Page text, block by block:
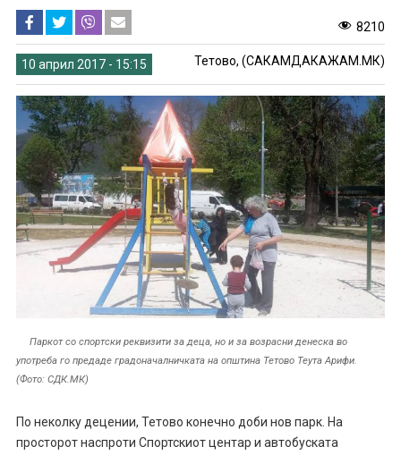
8210
10 април 2017 - 15:15 Тетово, (САКАМДАКАЖАМ.МК)
Паркот со спортски реквизити за деца, но и за возрасни денеска во
употреба го предаде градоначалничката на општина Тетово Теута Арифи.
(Фото: СДК.МК)
По неколку децении, Тетово конечно доби нов парк. На
просторот наспроти Спортскиот центар и автобуската